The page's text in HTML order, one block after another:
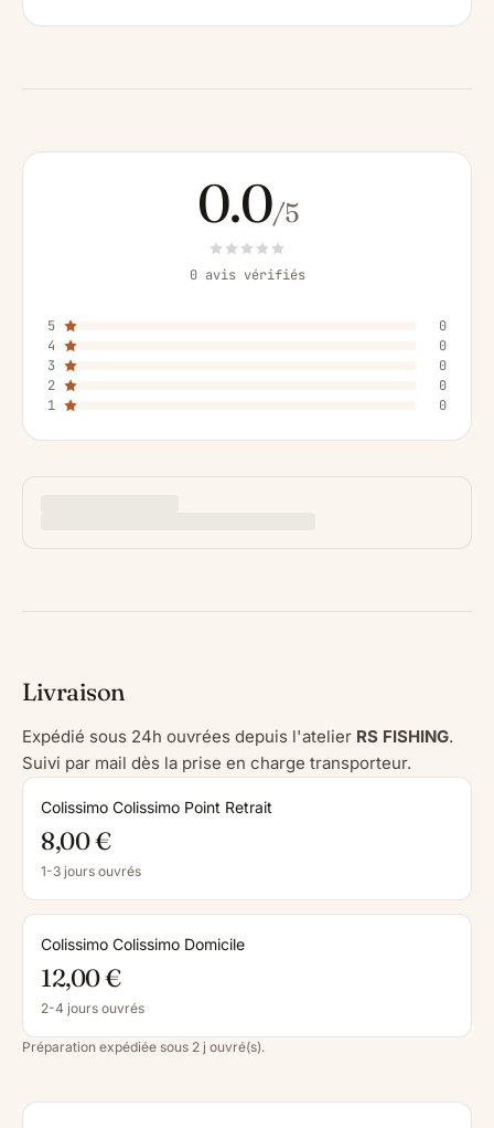
0.0/5
0 avis vérifiés
5
0
4
0
3
0
2
0
1
0
Livraison
Expédié sous 24h ouvrées depuis l'atelier RS FISHING.
Suivi par mail dès la prise en charge transporteur.
Colissimo Colissimo Point Retrait
8,00 €
1-3 jours ouvrés
Colissimo Colissimo Domicile
12,00 €
2-4 jours ouvrés
Préparation expédiée sous 2 j ouvré(s).